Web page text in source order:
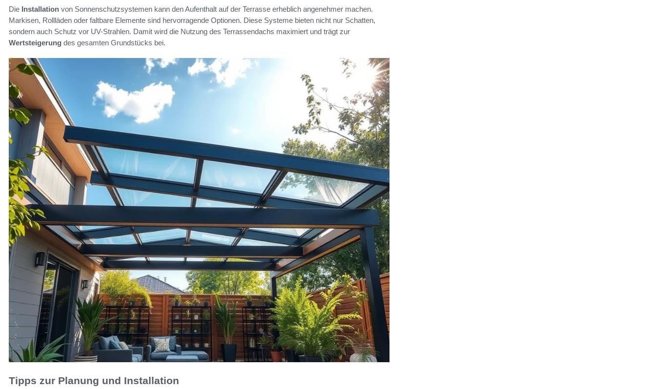
Die Installation von Sonnenschutzsystemen kann den Aufenthalt auf der Terrasse erheblich angenehmer machen.
Markisen, Rollläden oder faltbare Elemente sind hervorragende Optionen. Diese Systeme bieten nicht nur Schatten,
sondern auch Schutz vor UV-Strahlen. Damit wird die Nutzung des Terrassendachs maximiert und trägt zur
Wertsteigerung des gesamten Grundstücks bei.
Tipps zur Planung und Installation